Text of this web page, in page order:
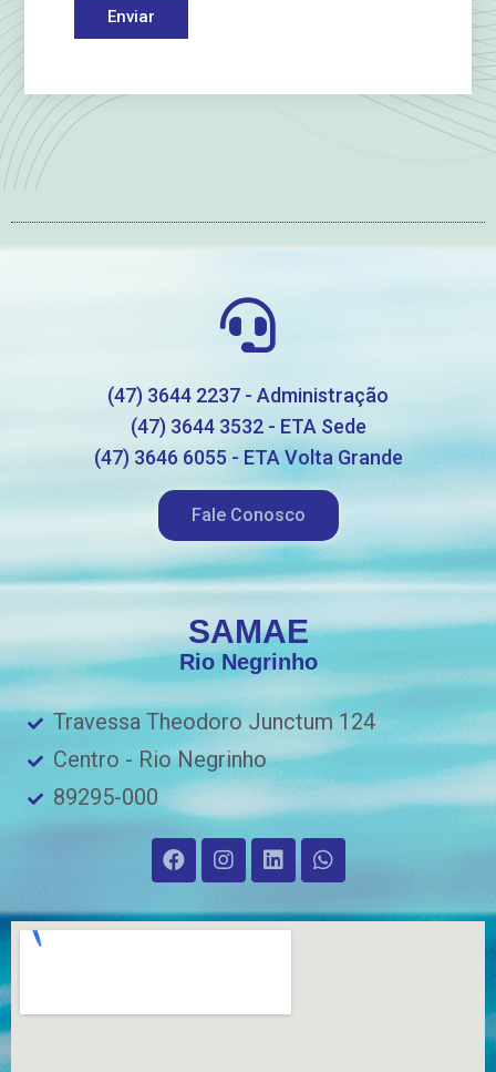
Enviar
(47) 3644 2237 - Administração
(47) 3644 3532 - ETA Sede
(47) 3646 6055 - ETA Volta Grande
Fale Conosco
SAMAE
Rio Negrinho
Travessa Theodoro Junctum 124
Centro - Rio Negrinho
89295-000